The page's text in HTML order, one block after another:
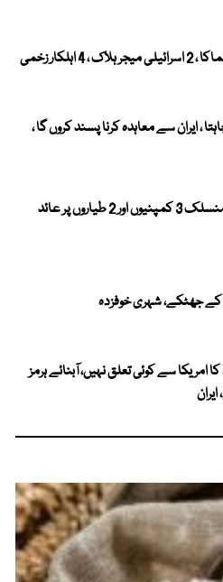
اہلکار زخمی
، ایران سے معاہدہ کرنا پسند کروں گا ،
امریکا نے ایران سے منسلک 3 کمپنیوں اور 2 طیاروں پر عائد
کے جھٹکے، شہری خوفزدہ
سے کوئی تعلق نہیں، آبنائے ہرمز